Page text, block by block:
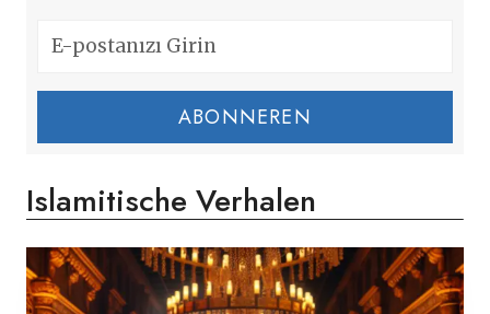
ABONNEREN
Islamitische Verhalen